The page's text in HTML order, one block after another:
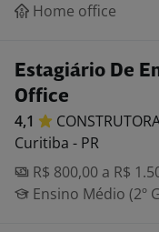
Home office
Estagiário De
Office
4,1
Curitiba - PR
R$ 800,00 a R$
Ensino Médio (2º